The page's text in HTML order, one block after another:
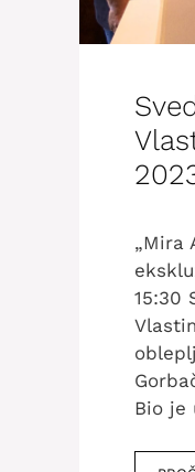
„Mira
15:30
Bio je